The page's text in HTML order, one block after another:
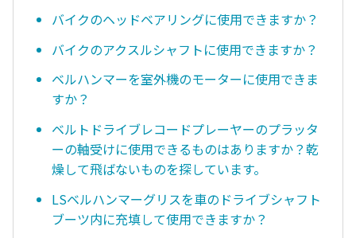
バイクのヘッドベアリングに使用できますか？
バイクのアクスルシャフトに使用できますか？
ベルハンマーを室外機のモーターに使用できま
すか？
ベルトドライブレコードプレーヤーのプラッタ
ーの軸受けに使用できるものはありますか？乾
燥して飛ばないものを探しています。
LSベルハンマーグリスを車のドライブシャフト
ブーツ内に充填して使用できますか？